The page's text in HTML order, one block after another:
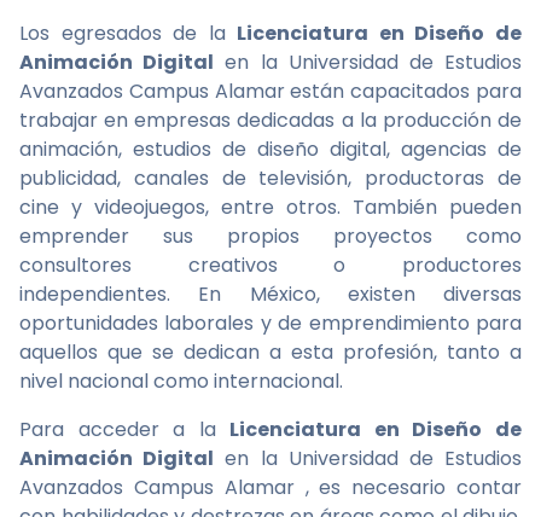
Los egresados de la Licenciatura en Diseño de
Animación Digital en la Universidad de Estudios
Avanzados Campus Alamar están capacitados para
trabajar en empresas dedicadas a la producción de
animación, estudios de diseño digital, agencias de
publicidad, canales de televisión, productoras de
cine y videojuegos, entre otros. También pueden
emprender sus propios proyectos como
consultores creativos o productores
independientes. En México, existen diversas
oportunidades laborales y de emprendimiento para
aquellos que se dedican a esta profesión, tanto a
nivel nacional como internacional.
Para acceder a la Licenciatura en Diseño de
Animación Digital en la Universidad de Estudios
Avanzados Campus Alamar , es necesario contar